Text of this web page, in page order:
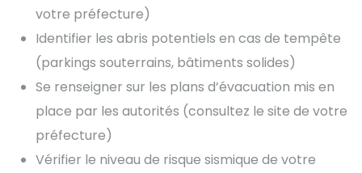
votre préfecture)
Identifier les abris potentiels en cas de tempête
(parkings souterrains, bâtiments solides)
Se renseigner sur les plans d’évacuation mis en
place par les autorités (consultez le site de votre
préfecture)
Vérifier le niveau de risque sismique de votre